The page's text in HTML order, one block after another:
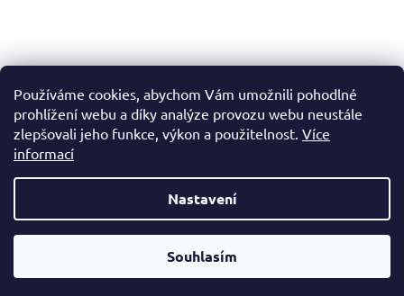
Používáme cookies, abychom Vám umožnili pohodlné
prohlížení webu a díky analýze provozu webu neustále
zlepšovali jeho funkce, výkon a použitelnost. Více
informací
Nastavení
Souhlasím
Vytvořil Shoptet
ČESKÝ TONER. Všechna práva vyhrazena.